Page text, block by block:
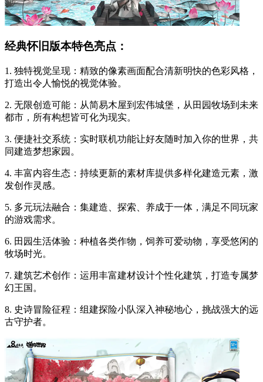
经典怀旧版本特色亮点：
1. 独特视觉呈现：精致的像素画面配合清新明快的色彩风格，
打造出令人愉悦的视觉体验。
2. 无限创造可能：从简易木屋到宏伟城堡，从田园牧场到未来
都市，所有构想皆可化为现实。
3. 便捷社交系统：实时联机功能让好友随时加入你的世界，共
同建造梦想家园。
4. 丰富内容生态：持续更新的素材库提供多样化建造元素，激
发创作灵感。
5. 多元玩法融合：集建造、探索、养成于一体，满足不同玩家
的游戏需求。
6. 田园生活体验：种植各类作物，饲养可爱动物，享受悠闲的
牧场时光。
7. 建筑艺术创作：运用丰富建材设计个性化建筑，打造专属梦
幻王国。
8. 史诗冒险征程：组建探险小队深入神秘地心，挑战强大的远
古守护者。